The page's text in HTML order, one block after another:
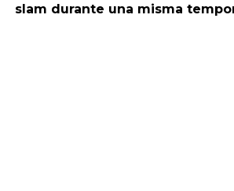
slam durante una misma